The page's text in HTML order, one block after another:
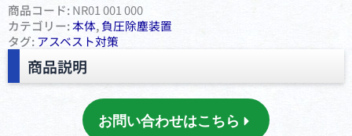
商品コード:NR01 001 000
カテゴリー:本体,負圧除塵装置
タグ:アスベスト対策
商品説明
お問い合わせはこちら